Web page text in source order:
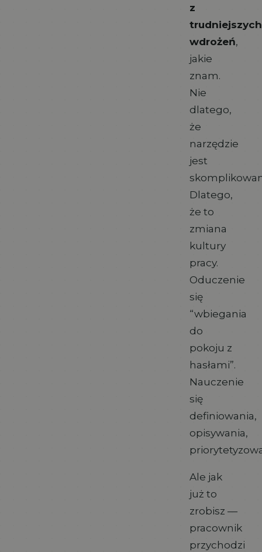
z
trudniejszych
wdrożeń,
jakie
znam.
Nie
dlatego,
że
narzędzie
jest
Dlatego,
że to
zmiana
kultury
pracy.
Oduczenie
się
“wbiegania
do
pokoju z
hasłami”.
Nauczenie
się
definiowania,
opisywania,
Ale jak
już to
zrobisz —
pracownik
przychodzi